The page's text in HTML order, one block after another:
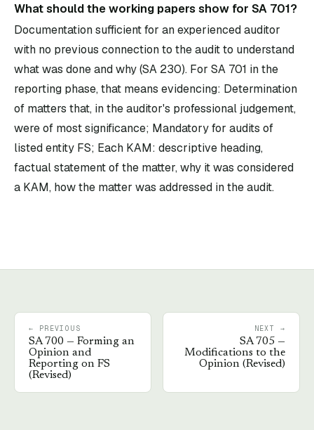
What should the working papers show for SA 701?
Documentation sufficient for an experienced auditor
with no previous connection to the audit to understand
what was done and why (SA 230). For SA 701 in the
reporting phase, that means evidencing: Determination
of matters that, in the auditor's professional judgement,
were of most significance; Mandatory for audits of
listed entity FS; Each KAM: descriptive heading,
factual statement of the matter, why it was considered
a KAM, how the matter was addressed in the audit.
← PREVIOUS
SA700 — Forming an
Opinion and
Reporting on FS
(Revised)
NEXT →
SA705 —
Modifications to the
Opinion (Revised)